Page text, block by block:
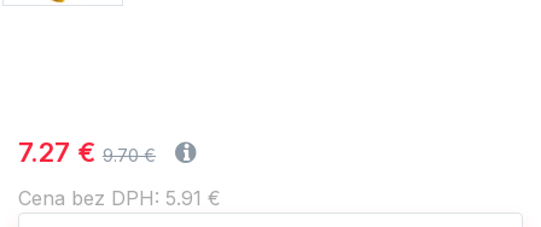
7.27 € 9.70 €
Cena bez DPH: 5.91 €